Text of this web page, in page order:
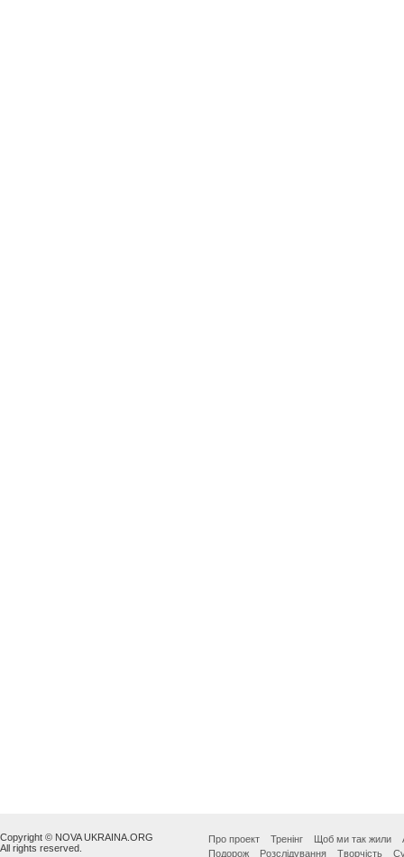
Copyright © NOVA UKRAINA.ORG
All rights reserved.
Про проект Тренінг Щоб ми так жили
Подорож
Розслідування Творчість